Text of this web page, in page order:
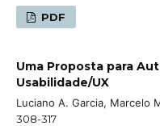
PDF
Uma Proposta para
Usabilidade/UX
Luciano A. Garcia, Marcelo
308-317